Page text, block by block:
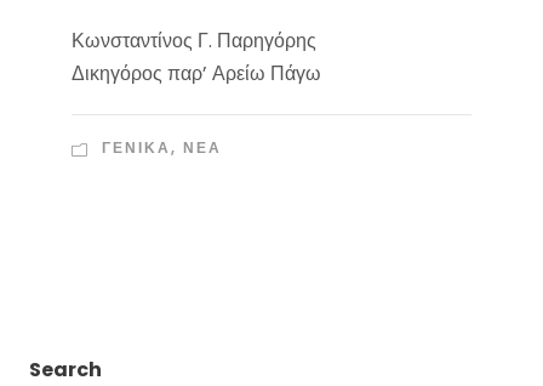
Κωνσταντίνος Γ. Παρηγόρης
Δικηγόρος παρ’ Αρείω Πάγω
ΓΕΝΙΚΑ, ΝΈΑ
Search